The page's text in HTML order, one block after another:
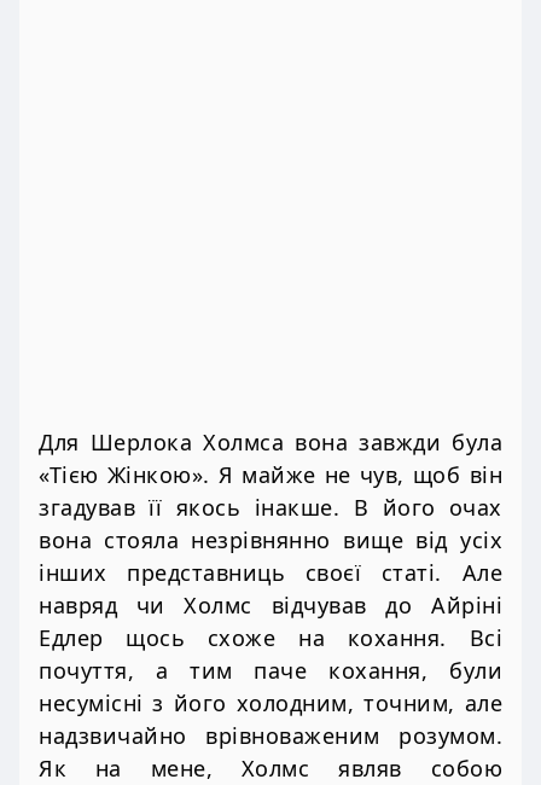
Для Шерлока Холмса вона завжди була
«Тією Жінкою». Я майже не чув, щоб він
згадував її якось інакше. В його очах
вона стояла незрівнянно вище від усіх
інших представниць своєї статі. Але
навряд чи Холмс відчував до Айріні
Едлер щось схоже на кохання. Всі
почуття, а тим паче кохання, були
несумісні з його холодним, точним, але
надзвичайно врівноваженим розумом.
Як на мене, Холмс являв собою